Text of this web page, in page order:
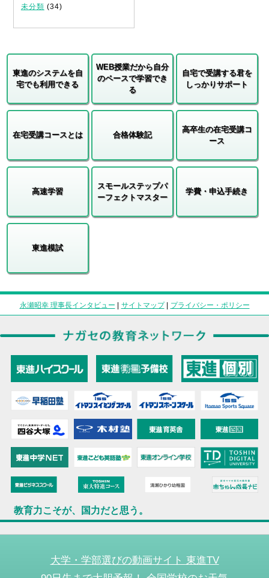
未分類 (34)
東進のシステムを自
宅でも利用できる
WEB授業だから自分
のペースで学習でき
る
自宅で受講する君を
しっかりサポート
在宅受講コースとは 合格体験記
高卒生の在宅受講コ
ース
高速学習
スモールステップパ
ーフェクトマスター
学費・申込手続き
東進模試
永瀬昭幸 理事長インタビュー | サイトマップ| プライバシー・ポリシー
教育力こそが、国力だと思う。
大学・学部選びの動画サイト 東進TV